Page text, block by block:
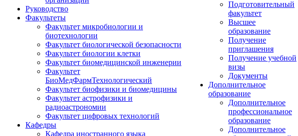
Руководство
Факультеты
Факультет микробиологии и
биотехнологии
Факультет биологической безопасности
Факультет биологии клетки
Факультет биомедицинской инженерии
Факультет
БиоМедФармТехнологический
Факультет биофизики и биомедицины
Факультет астрофизики и
радиоастрономии
Факультет цифровых технологий
Кафедры
Кафедра иностранного языка
Подготовительный
факультет
Высшее
образование
Получение
приглашения
Получение учебной
визы
Документы
Дополнительное
образование
Дополнительное
профессиональное
образование
Дополнительное